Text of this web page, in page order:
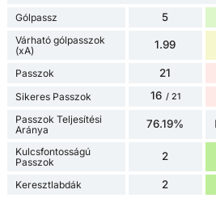
Gólpassz 5
Várható gólpasszok
(xA)
1.99
Passzok 21
Sikeres Passzok 16 / 21
Passzok Teljesítési
Aránya
76.19%
Kulcsfontosságú
Passzok
2
Keresztlabdák 2